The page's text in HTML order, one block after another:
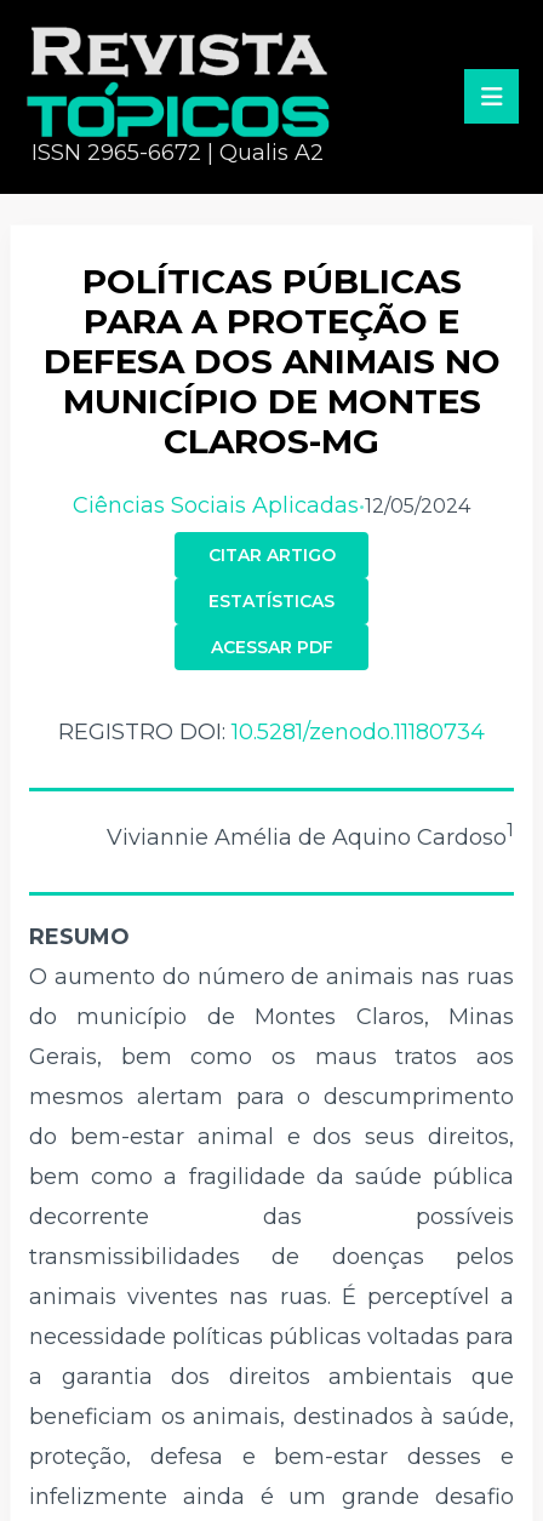
ISSN 2965-6672 | Qualis A2
POLÍTICAS PÚBLICAS
PARA A PROTEÇÃO E
DEFESA DOS ANIMAIS NO
MUNICÍPIO DE MONTES
CLAROS-MG
Ciências Sociais Aplicadas•12/05/2024
CITAR ARTIGO
ACESSAR PDF
ESTATÍSTICAS
REGISTRO DOI:10.5281/zenodo.11180734
Viviannie Amélia de Aquino Cardoso1
RESUMO
O aumento do número de animais nas ruas
do município de Montes Claros, Minas
Gerais, bem como os maus tratos aos
mesmos alertam para o descumprimento
do bem-estar animal e dos seus direitos,
bem como a fragilidade da saúde pública
decorrente das possíveis
transmissibilidades de doenças pelos
animais viventes nas ruas. É perceptível a
necessidade políticas públicas voltadas para
a garantia dos direitos ambientais que
beneficiam os animais, destinados à saúde,
proteção, defesa e bem-estar desses e
infelizmente ainda é um grande desafio